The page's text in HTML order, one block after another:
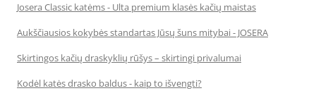
Josera Classic katėms - Ulta premium klasės kačių maistas
Aukščiausios kokybės standartas Jūsų šuns mitybai - JOSERA
Skirtingos kačių draskyklių rūšys – skirtingi privalumai
Kodėl katės drasko baldus - kaip to išvengti?